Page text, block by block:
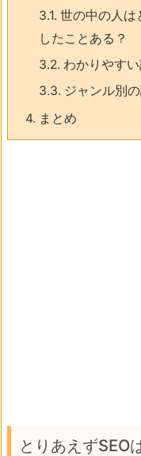
3.1. 世の中の人は
したことある？
3.2. わかりやす
3.3. ジャンル別
4. まとめ
とりあえずSEO